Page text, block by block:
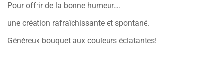
Pour offrir de la bonne humeur….
une création rafraîchissante et spontané.
Généreux bouquet aux couleurs éclatantes!